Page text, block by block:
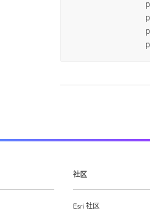
社区
Esri 社区